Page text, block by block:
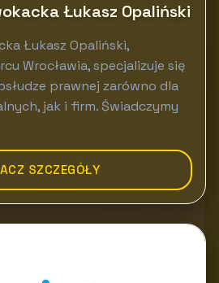
Łukasz Opaliński
Łukasz Opaliński,
Wrocławia, specjalizuje się
prawnej zarówno dla
jak i firm. Świadczymy
SZCZEGÓŁY